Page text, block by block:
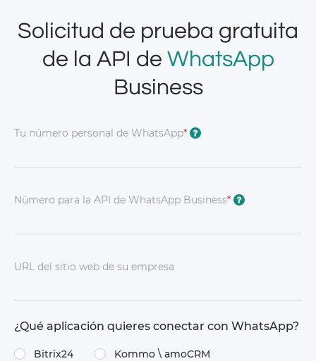
Solicitud de prueba gratuita
de la API de WhatsApp
Business
Tu número personal de WhatsApp* ?
Número para la API de WhatsApp Business* ?
URL del sitio web de su empresa
¿Qué aplicación quieres conectar con WhatsApp?
Bitrix24 Kommo \​ amoCRM